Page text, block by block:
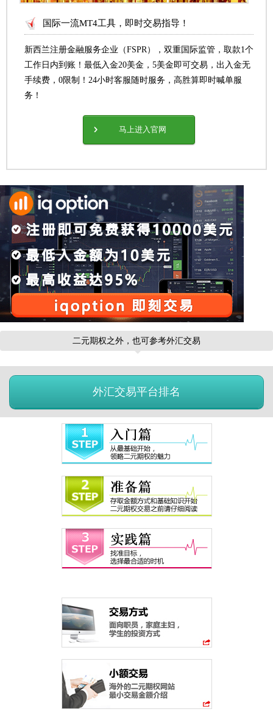
国际一流MT4工具，即时交易指导！
新西兰注册金融服务企业（FSPR），双重国际监管，取款1个
工作日内到账！最低入金20美金，5美金即可交易，出入金无
手续费，0限制！24小时客服随时服务，高胜算即时喊单服
务！
马上进入官网
二元期权之外，也可参考外汇交易
外汇交易平台排名